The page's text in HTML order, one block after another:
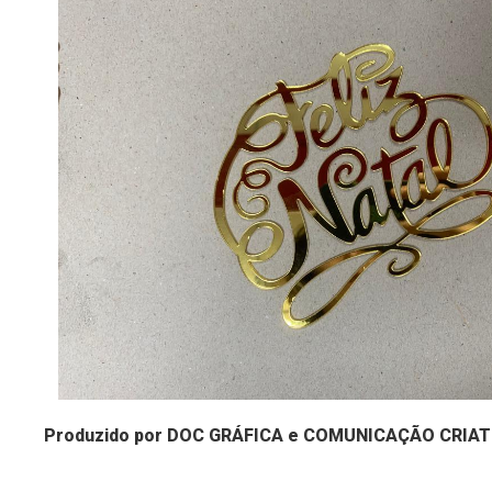
Produzido por DOC GRÁFICA e COMUNICAÇÃO